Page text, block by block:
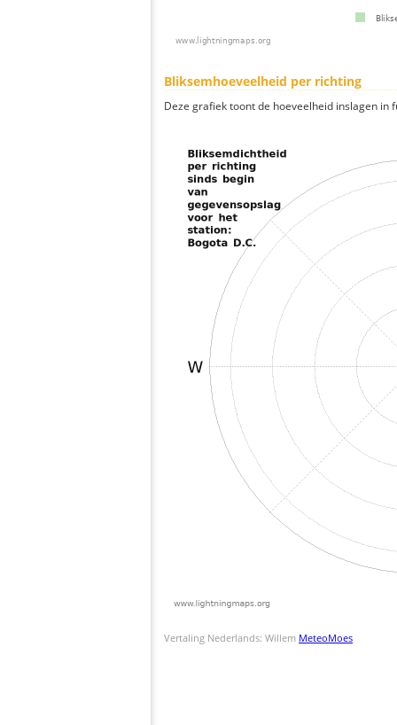
Bliksemhoeveelheid per richting
Deze grafiek toont de hoeveelheid inslagen
Vertaling Nederlands: Willem MeteoMoes